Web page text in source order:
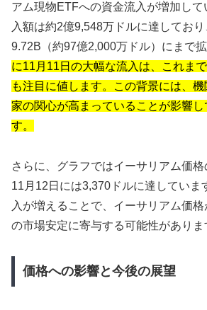
アム現物ETFへの資金流入が増加し
入額は約2億9,548万ドルに達してお
9.72B（約97億2,000万ドル）にまで拡
に11月11日の大幅な流入は、これま
も注目に値します。この背景には、
家の関心が高まっていることが影響し
す。
さらに、グラフではイーサリアム価格
11月12日には3,370ドルに達していま
入が増えることで、イーサリアム価
の市場安定に寄与する可能性がありま
価格への影響と今後の展望